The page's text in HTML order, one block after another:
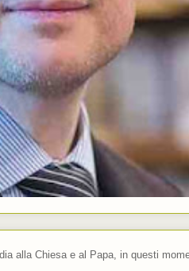
alla Chiesa e al Papa, in questi